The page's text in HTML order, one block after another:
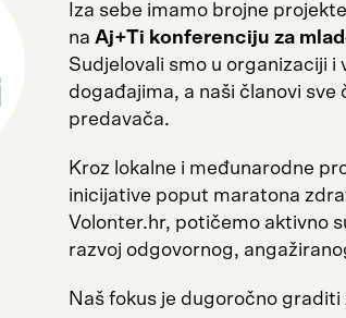
Iza sebe imamo brojne
na Aj+Ti konferenciju za
Sudjelovali smo u organizaciji
događajima, a naši članovi sve
predavača.
Kroz lokalne i međunarodne
inicijative poput maratona
Volonter.hr, potičemo aktivno
razvoj odgovornog,
Naš fokus je dugoročno